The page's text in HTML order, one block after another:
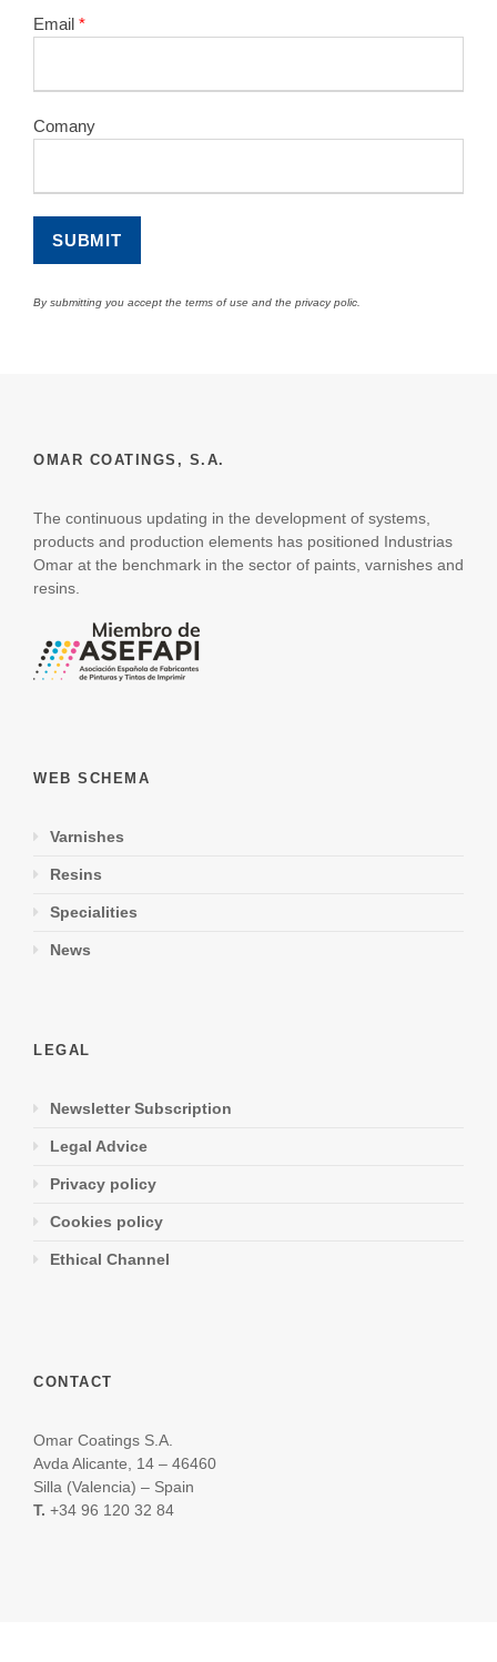
Email *
Comany
By submitting you accept the terms of use and the privacy polic.
OMAR COATINGS, S.A.
The continuous updating in the development of systems,
products and production elements has positioned Industrias
Omar at the benchmark in the sector of paints, varnishes and
resins.
WEB SCHEMA
Varnishes
Resins
Specialities
News
LEGAL
Newsletter Subscription
Legal Advice
Privacy policy
Cookies policy
Ethical Channel
CONTACT
Omar Coatings S.A.
Avda Alicante, 14 – 46460
Silla (Valencia) – Spain
T. +34 96 120 32 84